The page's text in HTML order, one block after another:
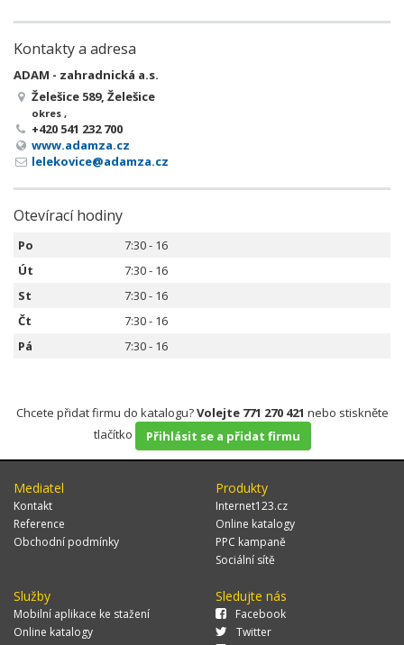
Kontakty a adresa
ADAM - zahradnická a.s.
Želešice 589, Želešice
okres ,
+420 541 232 700
www.adamza.cz
lelekovice@adamza.cz
Otevírací hodiny
Po
7:30 - 16
Út
7:30 - 16
St
7:30 - 16
Čt
7:30 - 16
Pá
7:30 - 16
Chcete přidat firmu do katalogu?Volejte 771 270 421 nebo stiskněte
tlačítko
Přihlásit se a přidat firmu
Mediatel
Kontakt
Reference
Obchodní podmínky
Produkty
Internet123.cz
Online katalogy
PPC kampaně
Sociální sítě
Služby
Mobilní aplikace ke stažení
Online katalogy
Sledujte nás
Facebook
Twitter